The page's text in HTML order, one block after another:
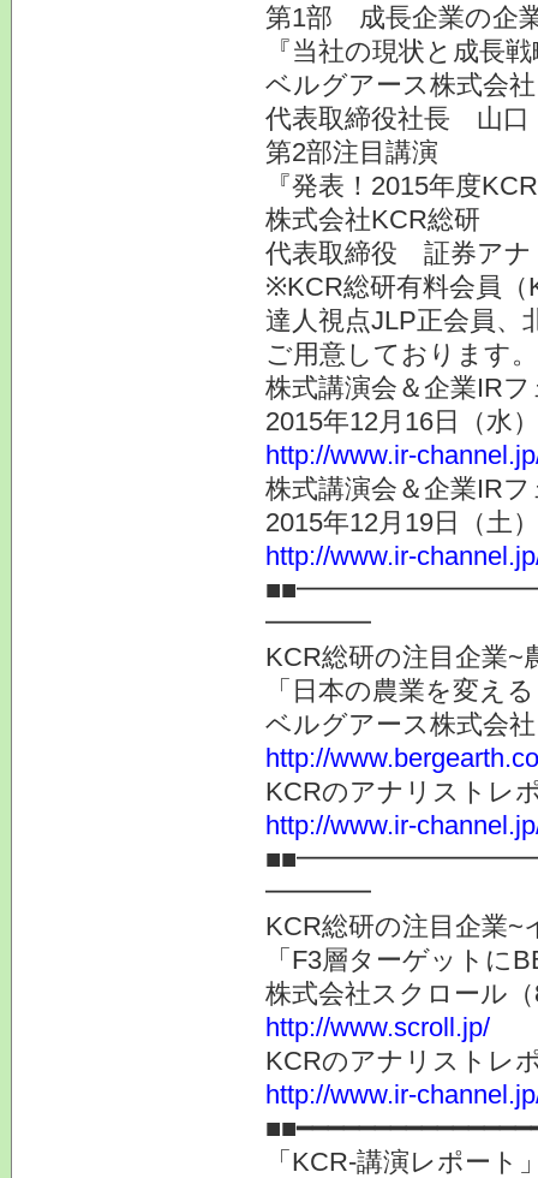
第1部 成長企業の企
『当社の現状と成長
ベルグアース株式会
代表取締役社長 山
第2部注目講演
『発表！2015年度
株式会社KCR総研
代表取締役 証券ア
※KCR総研有料会員（
達人視点JLP正会員、
ご用意しております。
株式講演会＆企業IR
2015年12月16日（
http://www.ir-
株式講演会＆企業IR
2015年12月19日（
http://www.ir-
━━━━
KCR総研の注目企業~
「日本の農業を変え
ベルグアース株式会
http://
KCRのアナリストレ
http://www.ir-
━━━━
KCR総研の注目企業~
「F3層ターゲットに
株式会社スクロール
http://www.scroll.jp/
KCRのアナリストレ
http://www.ir-
「KCR-講演レポート